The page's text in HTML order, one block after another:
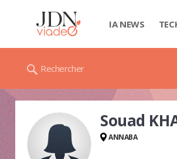
IA NEWS
Rechercher
Souad
ANNABA